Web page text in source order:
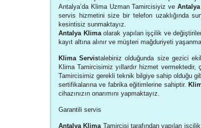
Antalya’da Klima Uzman Tamircisiyiz ve
servis hizmetini size bir telefon uzaklığında
kesintisiz sunmaktayız.
Antalya Klimaolarak yapılan işçilik ve
kayıt altına alınır ve müşteri mağduriyeti
Klima Servistalebiniz olduğunda size gezici
Klima Tamircisimiz yıllardır hizmet vermektedir,
Tamircisimiz gerekli teknik bilgiye sahip olduğu
sertifikalarına ve fabrika eğitimlerine sahiptir.
cihazınızın onarımını yapmaktayız.
Garantili servis
Antalya KlimaTamircisi tarafından yapılan